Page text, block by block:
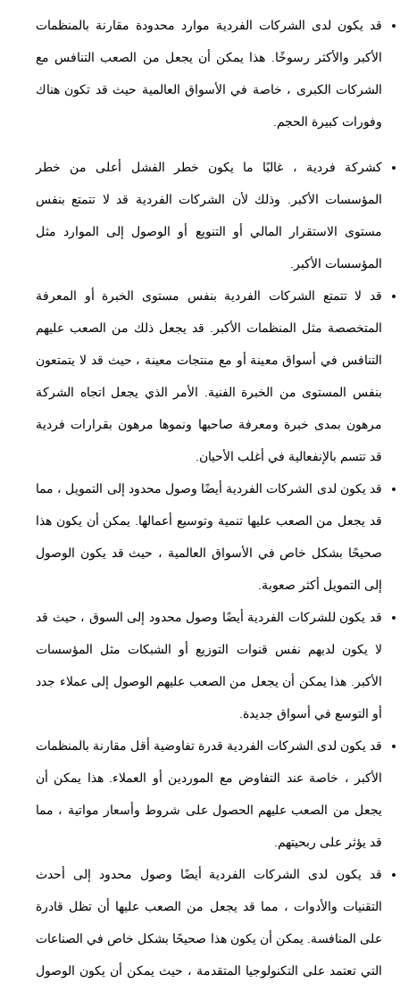
قد يكون لدى الشركات الفردية موارد محدودة مقارنة بالمنظمات
الأكبر والأكثر رسوخًا. هذا يمكن أن يجعل من الصعب التنافس مع
الشركات الكبرى ، خاصة في الأسواق العالمية حيث قد تكون هناك
وفورات كبيرة الحجم.
كشركة فردية ، غالبًا ما يكون خطر الفشل أعلى من خطر
المؤسسات الأكبر. وذلك لأن الشركات الفردية قد لا تتمتع بنفس
مستوى الاستقرار المالي أو التنويع أو الوصول إلى الموارد مثل
المؤسسات الأكبر.
قد لا تتمتع الشركات الفردية بنفس مستوى الخبرة أو المعرفة
المتخصصة مثل المنظمات الأكبر. قد يجعل ذلك من الصعب عليهم
التنافس في أسواق معينة أو مع منتجات معينة ، حيث قد لا يتمتعون
بنفس المستوى من الخبرة الفنية. الأمر الذي يجعل اتجاه الشركة
مرهون بمدى خبرة ومعرفة صاحبها ونموها مرهون بقرارات فردية
قد تتسم بالإنفعالية في أغلب الأحيان.
قد يكون لدى الشركات الفردية أيضًا وصول محدود إلى التمويل ، مما
قد يجعل من الصعب عليها تنمية وتوسيع أعمالها. يمكن أن يكون هذا
صحيحًا بشكل خاص في الأسواق العالمية ، حيث قد يكون الوصول
إلى التمويل أكثر صعوبة.
قد يكون للشركات الفردية أيضًا وصول محدود إلى السوق ، حيث قد
لا يكون لديهم نفس قنوات التوزيع أو الشبكات مثل المؤسسات
الأكبر. هذا يمكن أن يجعل من الصعب عليهم الوصول إلى عملاء جدد
أو التوسع في أسواق جديدة.
قد يكون لدى الشركات الفردية قدرة تفاوضية أقل مقارنة بالمنظمات
الأكبر ، خاصة عند التفاوض مع الموردين أو العملاء. هذا يمكن أن
يجعل من الصعب عليهم الحصول على شروط وأسعار مواتية ، مما
قد يؤثر على ربحيتهم.
قد يكون لدى الشركات الفردية أيضًا وصول محدود إلى أحدث
التقنيات والأدوات ، مما قد يجعل من الصعب عليها أن تظل قادرة
على المنافسة. يمكن أن يكون هذا صحيحًا بشكل خاص في الصناعات
التي تعتمد على التكنولوجيا المتقدمة ، حيث يمكن أن يكون الوصول